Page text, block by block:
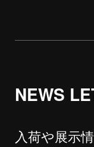
NEWS
入荷や展示